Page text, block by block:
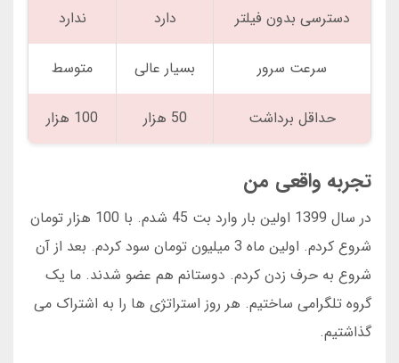
دسترسی بدون فیلتر دارد ندارد
سرعت سرور بسیار عالی متوسط
حداقل برداشت 50 هزار 100 هزار
تجربه واقعی من
در سال 1399 اولین بار وارد بت 45 شدم. با 100 هزار تومان
شروع کردم. اولین ماه 3 میلیون تومان سود کردم. بعد از آن
شروع به حرف زدن کردم. دوستانم هم عضو شدند. ما یک
گروه تلگرامی ساختیم. هر روز استراتژی ها را به اشتراک می
گذاشتیم.